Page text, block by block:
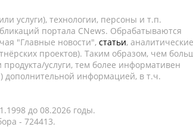
услуги), технологии, персоны и т.п.
портала CNews. Обрабатываются
"Главные новости", статьи, аналитические
проектов). Таким образом, чем
услуги, тем более информативен
информацией, в т.ч.
до 08.2026 годы.
- 724413.